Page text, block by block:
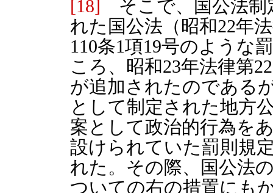
[18]
そこで、国公法制
れた国公法（昭和22年
110条1項19号のような
ころ、昭和23年法律第
が追加されたのである
として制定された地方
案として政治的行為を
設けられていた罰則規
れた。その際、国公法
ついての右の措置にも